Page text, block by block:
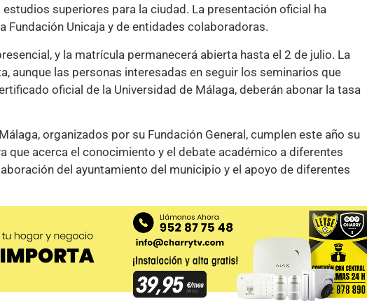
superiores para la ciudad. La presentación oficial ha
Fundación Unicaja y de entidades colaboradoras.
y la matrícula permanecerá abierta hasta el 2 de julio. La
aunque las personas interesadas en seguir los seminarios que
oficial de la Universidad de Málaga, deberán abonar la tasa
organizados por su Fundación General, cumplen este año su
que acerca el conocimiento y el debate académico a diferentes
del ayuntamiento del municipio y el apoyo de diferentes